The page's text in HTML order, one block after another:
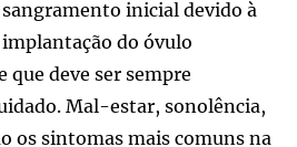
inicial devido à
do óvulo
que deve ser sempre
Mal-estar, sonolência,
os sintomas mais comuns na